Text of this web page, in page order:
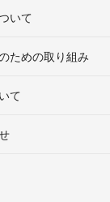
いて
ための取り組み
て